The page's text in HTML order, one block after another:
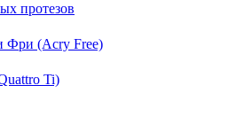
протезов
Фри (Acry Free)
Ti)